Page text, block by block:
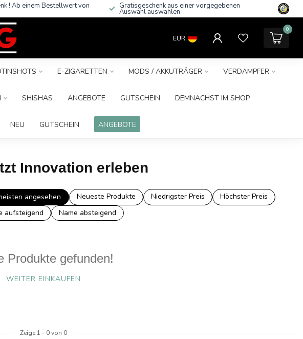
! Ab einem Bestellwert von Gratisgeschenk aus einer vorgegebenen
Auswahl auswählen
EUR
0
E-ZIGARETTEN MODS / AKKUTRÄGER VERDAMPFER
SHISHAS ANGEBOTE GUTSCHEIN DEMNÄCHST IM SHOP
NEU GUTSCHEIN ANGEBOTE
Innovation erleben
angesehen Neueste Produkte Niedrigster Preis
Höchster Preis
aufsteigend
Name absteigend
Produkte gefunden!
WEITER EINKAUFEN
Zeige 1 - 0von 0